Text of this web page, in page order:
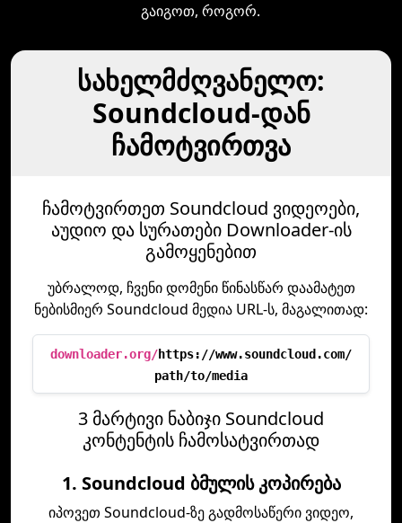
გაიგოთ, როგორ.
სახელმძღვანელო:
Soundcloud-დან
ჩამოტვირთვა
ჩამოტვირთეთ Soundcloud ვიდეოები,
აუდიო და სურათები Downloader-ის
გამოყენებით
უბრალოდ, ჩვენი დომენი წინასწარ დაამატეთ
ნებისმიერ Soundcloud მედია URL-ს, მაგალითად:
downloader.org/https://www.soundcloud.com/
path/to/media
3 მარტივი ნაბიჯი Soundcloud
კონტენტის ჩამოსატვირთად
1. Soundcloud ბმულის კოპირება
იპოვეთ Soundcloud-ზე გადმოსაწერი ვიდეო,